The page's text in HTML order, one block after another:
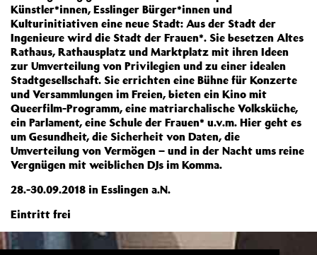
Künstler*innen, Esslinger Bürger*innen und
Kulturinitiativen eine neue Stadt: Aus der Stadt der
Ingenieure wird die Stadt der Frauen*. Sie besetzen Altes
Rathaus, Rathausplatz und Marktplatz mit ihren Ideen
zur Umverteilung von Privilegien und zu einer idealen
Stadtgesellschaft. Sie errichten eine Bühne für Konzerte
und Versammlungen im Freien, bieten ein Kino mit
Queerfilm-Programm, eine matriarchalische Volksküche,
ein Parlament, eine Schule der Frauen* u.v.m. Hier geht es
um Gesundheit, die Sicherheit von Daten, die
Umverteilung von Vermögen – und in der Nacht ums reine
Vergnügen mit weiblichen DJs im Komma.
28.-30.09.2018 in Esslingen a.N.
Eintritt frei